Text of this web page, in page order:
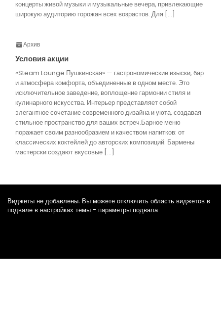
концерты живой музыки и музыкальные вечера, привлекающие
широкую аудиторию горожан всех возрастов. Для […]
Архив
Условия акции
«Steam Lounge Пушкинская» — гастрономические изыски, бар
и атмосфера комфорта, объединенные в одном месте. Это
исключительное заведение, воплощение гармонии стиля и
кулинарного искусства. Интерьер представляет собой
элегантное сочетание современного дизайна и уюта, создавая
стильное пространство для ваших встреч.Барное меню
поражает своим разнообразием и качеством напитков: от
классических коктейлей до авторских композиций. Бармены
мастерски создают вкусовые […]
Виджеты не добавлены. Вы можете отключить область виджетов в
подвале в настройках темы - параметры подвала